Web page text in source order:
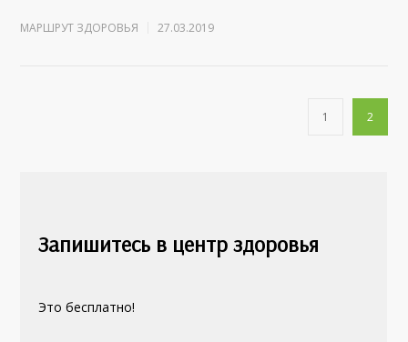
МАРШРУТ ЗДОРОВЬЯ 27.03.2019
1 2
Запишитесь в центр здоровья
Это бесплатно!